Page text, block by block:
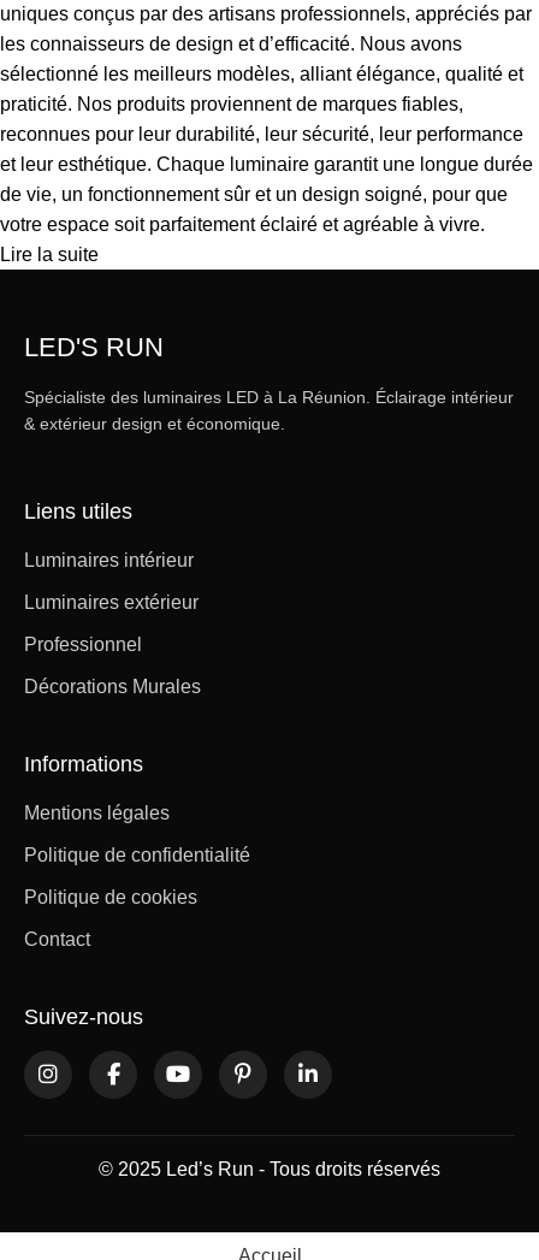
uniques conçus par des artisans professionnels, appréciés par
les connaisseurs de design et d’efficacité. Nous avons
sélectionné les meilleurs modèles, alliant élégance, qualité et
praticité. Nos produits proviennent de marques fiables,
reconnues pour leur durabilité, leur sécurité, leur performance
et leur esthétique. Chaque luminaire garantit une longue durée
de vie, un fonctionnement sûr et un design soigné, pour que
votre espace soit parfaitement éclairé et agréable à vivre.
Lire la suite
LED'S RUN
Spécialiste des luminaires LED à La Réunion. Éclairage intérieur
& extérieur design et économique.
Liens utiles
Luminaires intérieur
Luminaires extérieur
Professionnel
Décorations Murales
Informations
Mentions légales
Politique de confidentialité
Politique de cookies
Contact
Suivez-nous
© 2025 Led’s Run - Tous droits réservés
Accueil